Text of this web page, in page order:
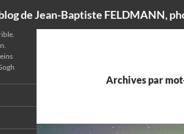
de Jean-Baptiste FELDMANN,
Archives par